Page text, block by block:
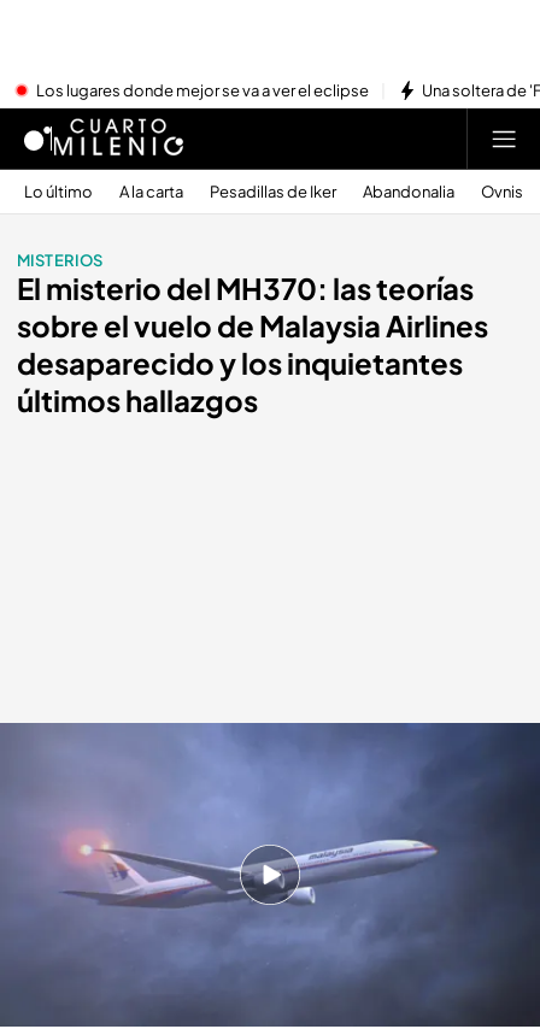
Los lugares donde mejor se va a ver el eclipse Una soltera de
Lo último A la carta Pesadillas de Iker Abandonalia Ovnis
MISTERIOS
El misterio del MH370: las teorías
sobre el vuelo de Malaysia Airlines
desaparecido y los inquietantes
últimos hallazgos
24 MAY 2026 - 23:00h.
La empresa de robótica marina Ocean Infinity
generación para peinar miles de kilómetros
cuadrados en el Océano Índico meridional